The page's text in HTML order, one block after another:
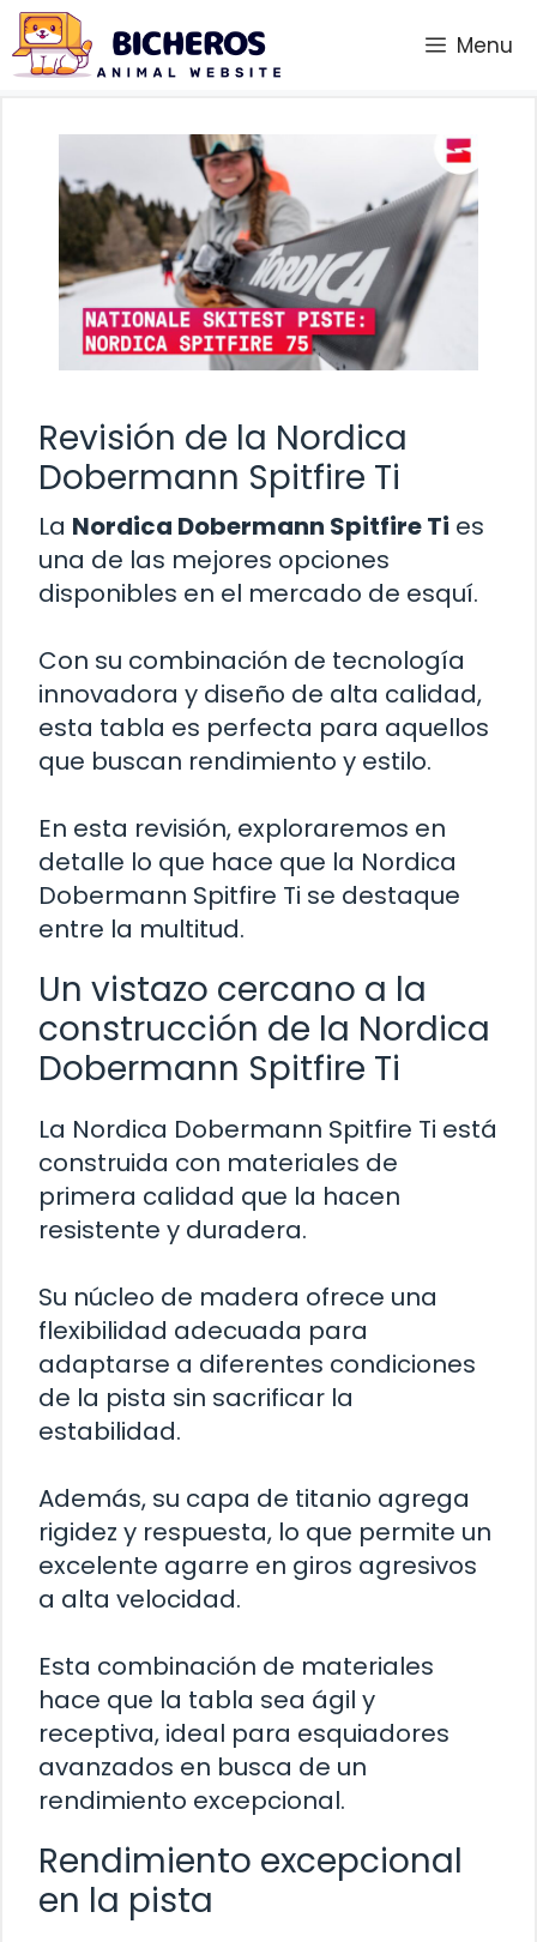
Saltar
al
contenido
Menu
Revisión de la Nordica
Dobermann Spitfire Ti
La Nordica Dobermann Spitfire Ti es
una de las mejores opciones
disponibles en el mercado de esquí.
Con su combinación de tecnología
innovadora y diseño de alta calidad,
esta tabla es perfecta para aquellos
que buscan rendimiento y estilo.
En esta revisión, exploraremos en
detalle lo que hace que la Nordica
Dobermann Spitfire Ti se destaque
entre la multitud.
Un vistazo cercano a la
construcción de la Nordica
Dobermann Spitfire Ti
La Nordica Dobermann Spitfire Ti está
construida con materiales de
primera calidad que la hacen
resistente y duradera.
Su núcleo de madera ofrece una
flexibilidad adecuada para
adaptarse a diferentes condiciones
de la pista sin sacrificar la
estabilidad.
Además, su capa de titanio agrega
rigidez y respuesta, lo que permite un
excelente agarre en giros agresivos
a alta velocidad.
Esta combinación de materiales
hace que la tabla sea ágil y
receptiva, ideal para esquiadores
avanzados en busca de un
rendimiento excepcional.
Rendimiento excepcional
en la pista